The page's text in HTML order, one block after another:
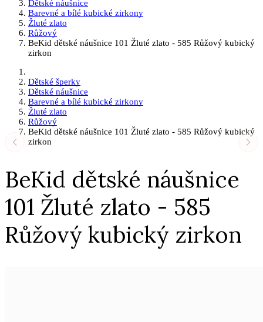
Dětské náušnice
Barevné a bílé kubické zirkony
Žluté zlato
Růžový
BeKid dětské náušnice 101 Žluté zlato - 585 Růžový kubický
zirkon
Dětské šperky
Dětské náušnice
Barevné a bílé kubické zirkony
Žluté zlato
Růžový
BeKid dětské náušnice 101 Žluté zlato - 585 Růžový kubický
zirkon
BeKid dětské náušnice
101 Žluté zlato - 585
Růžový kubický zirkon